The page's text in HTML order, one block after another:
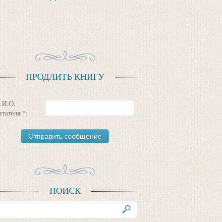
ПРОДЛИТЬ КНИГУ
*:
ПОИСК